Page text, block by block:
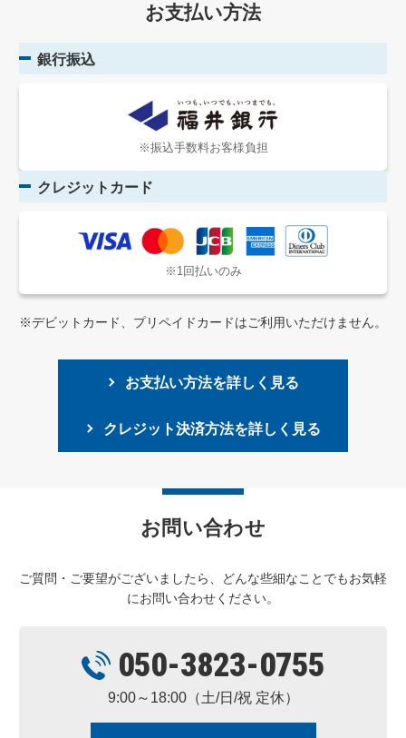
お支払い方法
銀行振込
※振込手数料お客様負担
クレジットカード
※1回払いのみ
※デビットカード、プリペイドカードはご利用いただけません。
お支払い方法を詳しく見る
クレジット決済方法を詳しく見る
お問い合わせ
ご質問・ご要望がございましたら、どんな些細なことでもお気軽
にお問い合わせください。
050-3823-0755
9:00～18:00（土/日/祝 定休）